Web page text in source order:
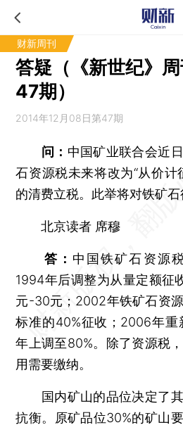
财新周刊
答疑（《新世纪》
47期）
2014年12月08日第47期
问： 中国矿业联合会近
石资源税未来将改为“从价计
的清费立税。此举将对铁矿
北京读者 席穆
答： 中国铁矿石资源
1994年后调整为从量定额征
元-30元；2002年铁矿石资
标准的40%征收；2006年重
年上调至80%。除了资源税
用需要缴纳。
国内矿山的品位决定了其
抗衡。原矿品位30%的矿山